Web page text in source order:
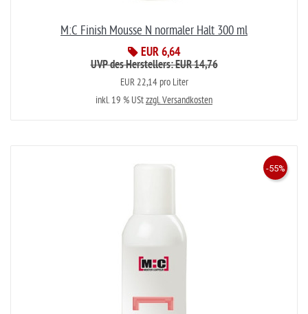
M:C Finish Mousse N normaler Halt 300 ml
EUR 6,64
UVP des Herstellers: EUR 14,76
EUR 22,14 pro Liter
inkl. 19 % UStzzgl. Versandkosten
-55%